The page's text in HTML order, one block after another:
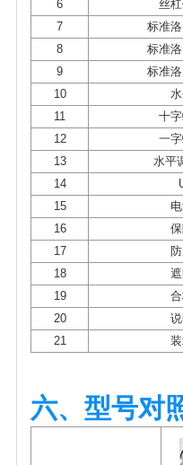
6
丝
7
标准
8
标准
9
标准
10
11
十
12
一
13
水平
14
15
16
17
18
19
20
21
六、型号对